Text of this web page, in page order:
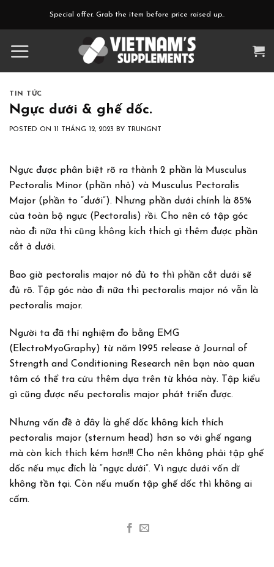
Special offer. Grab the item before price raised up..
TIN TỨC
Ngực dưới & ghế dốc.
POSTED ON 11 THÁNG 12, 2023 BY TRUNGNT
Ngực được phân biệt rõ ra thành 2 phần là Musculus
Pectoralis Minor (phần nhỏ) và Musculus Pectoralis
Major (phần to “dưới”). Nhưng phần dưới chính là 85%
của toàn bộ ngực (Pectoralis) rồi. Cho nên có tập góc
nào đi nữa thì cũng không kích thích gì thêm được phần
cắt ở dưới.
Bao giờ pectoralis major nó đủ to thì phần cắt dưới sẽ
đủ rõ. Tập góc nào đi nữa thì pectoralis major nó vẫn là
pectoralis major.
Người ta đã thí nghiệm đo bằng EMG
(ElectroMyoGraphy) từ năm 1995 release ở Journal of
Strength and Conditioning Research nên bạn nào quan
tâm có thể tra cứu thêm dựa trên từ khóa này. Tập kiểu
gì cũng được nếu pectoralis major phát triển được.
Nhưng vấn đề ở đây là ghế dốc không kích thích
pectoralis major (sternum head) hơn so với ghế ngang
mà còn kích thích kém hơn!!! Cho nên không phải tập ghế
dốc nếu mục đích là “ngực dưới”. Vì ngực dưới vốn dĩ
không tồn tại. Còn nếu muốn tập ghế dốc thì không ai
cấm.